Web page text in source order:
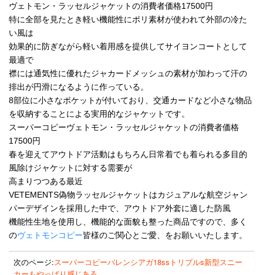
ヴェトモン・ラッセルジャケットの消費者価格17500円
特に全部を見たとき軽い機能性にポリ素材が使われて外部の冷た
い風は
効果的に防ぎながら軽い着用感を提供してサイヨンコートとして
最適で
襟には通気性に優れたジャカードメッシュの素材が加わって汗の
排出が円滑になるように作っている。
8部位に小さなポケットが付いており、交通カードなど小さな物品
を収納することによる実用的なジャケットです。
スーパーコピーヴェトモン・ラッセルジャケットの消費者価格
17500円
春を迎えてアウトドア活動はもちろん日常着でも着られる多目的
風除けジャケットに対する需要が
高まりつつある最近
VETEMENTS偽物ラッセルジャケットはカジュアルな航空ジャン
パーデザインを採用した中で、アウトドア外套に適した防風
機能性生地を使用し、機能的な面貌も整った商品ですので、多く
のヴェトモンコピー皆様のご関心とご愛、をお願いいたします。
次のページ:スーパーコピーバレンシアガ18ssトリプルs新型スニー